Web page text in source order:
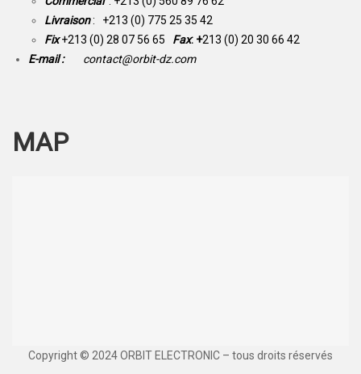
Livraison: +213 (0) 775 25 35 42
Fix +213 (0) 28 07 56 65 Fax: +213 (0) 20 30 66 42
E-mail :
contact@orbit-dz.com
MAP
Copyright © 2024 ORBIT ELECTRONIC – tous droits réservés